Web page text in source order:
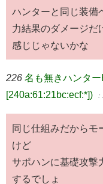
ハンターと同じ装備
力結果のダメージだ
感じじゃないかな
226 名も無きハンタ
[240a:61:21bc:ecf:*])
同じ仕組みだからモ
けど
サポハンに基礎攻撃
するでしょ